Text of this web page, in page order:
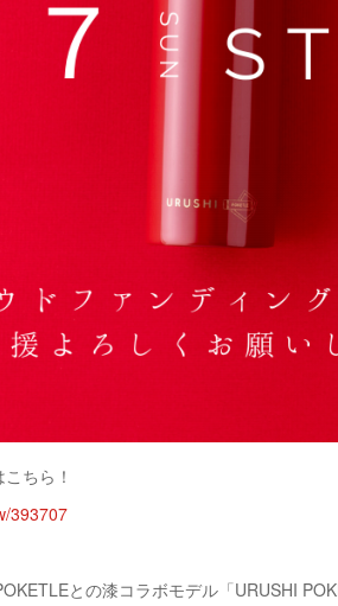
ちら！
393707
との漆コラボモデル「URUSHI